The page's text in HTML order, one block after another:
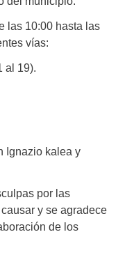
las 10:00 hasta las
vías:
al 19).
Ignazio kalea y
por las
y se agradece
de los